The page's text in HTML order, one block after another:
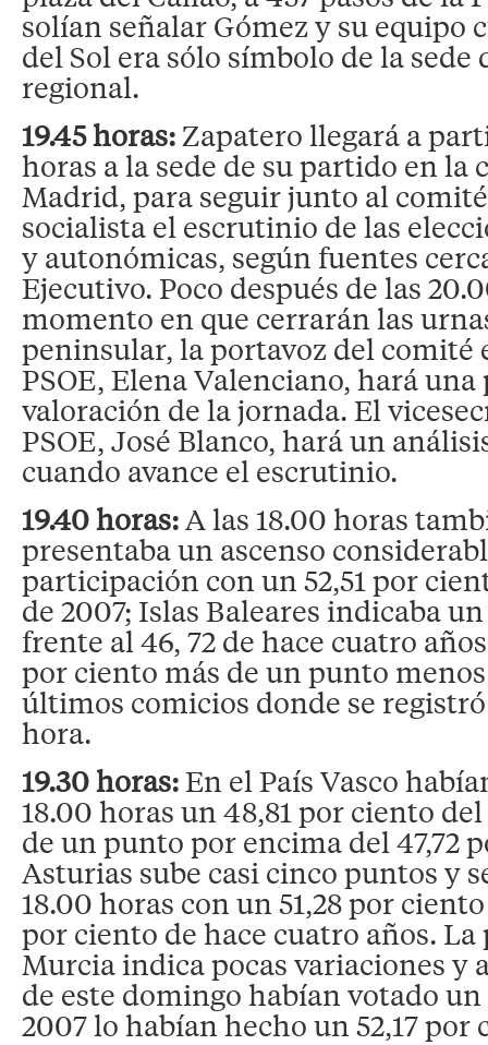
solían señalar Gómez y su equipo
del Sol era sólo símbolo de la sede
regional.
19.45 horas: Zapatero llegará a
horas a la sede de su partido en la
Madrid, para seguir junto al
socialista el escrutinio de las
y autonómicas, según fuentes
Ejecutivo. Poco después de las
momento en que cerrarán las
peninsular, la portavoz del comité
PSOE, Elena Valenciano, hará
valoración de la jornada. El
PSOE, José Blanco, hará un
cuando avance el escrutinio.
19.40 horas: A las 18.00 horas
presentaba un ascenso
participación con un 52,51 por
de 2007; Islas Baleares indicaba
frente al 46, 72 de hace cuatro
por ciento más de un punto
últimos comicios donde se registró
hora.
19.30 horas: En el País Vasco
18.00 horas un 48,81 por ciento
de un punto por encima del 47,72
Asturias sube casi cinco puntos y
18.00 horas con un 51,28 por
por ciento de hace cuatro años.
Murcia indica pocas variaciones y
de este domingo habían votado un
2007 lo habían hecho un 52,17 por